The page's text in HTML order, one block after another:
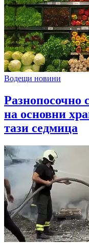
Водещи новини
Разнопосочно
на основни
тази седмица